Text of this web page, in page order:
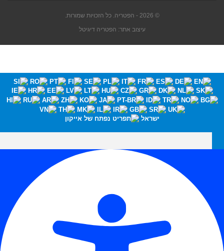
© 2026 - הפטריה. כל הזכויות שמורות.
עיצוב אתר: הפטריה דיגיטל
ישראל